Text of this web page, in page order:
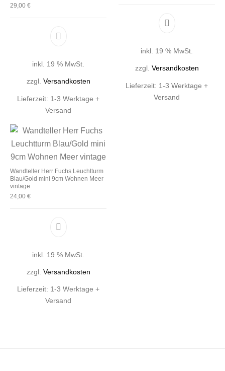
29,00 €
inkl. 19 % MwSt.
zzgl. Versandkosten
Lieferzeit: 1-3 Werktage +
Versand
inkl. 19 % MwSt.
zzgl. Versandkosten
Lieferzeit: 1-3 Werktage +
Versand
Wandteller Herr Fuchs Leuchtturm
Blau/Gold mini 9cm Wohnen Meer
vintage
24,00 €
inkl. 19 % MwSt.
zzgl. Versandkosten
Lieferzeit: 1-3 Werktage +
Versand